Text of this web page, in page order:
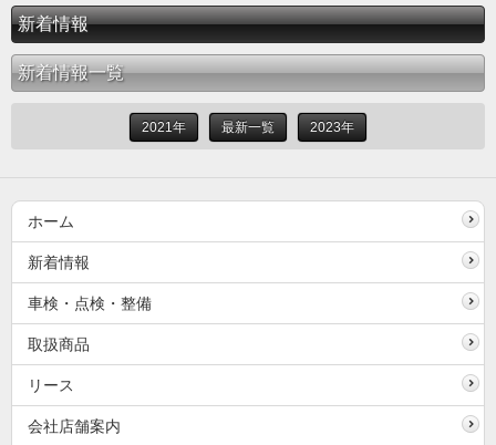
新着情報
新着情報一覧
2021年 最新一覧 2023年
ホーム
新着情報
車検・点検・整備
取扱商品
リース
会社店舗案内